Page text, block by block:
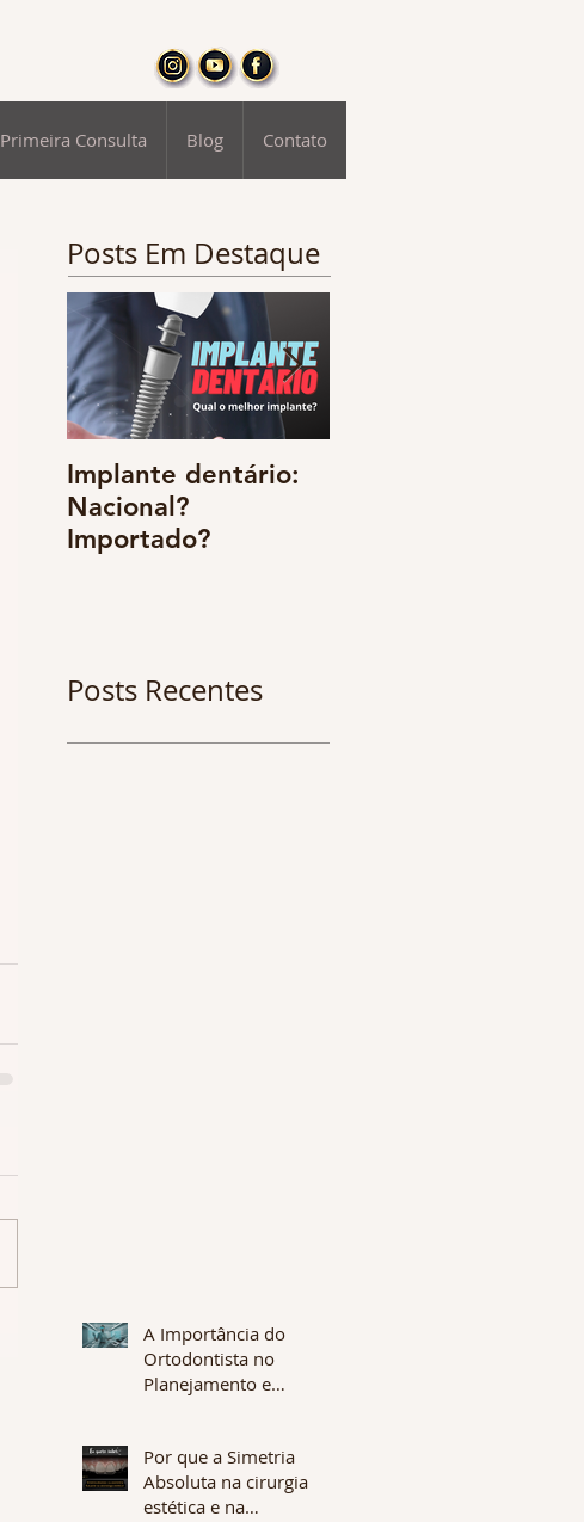
Primeira Consulta Blog Contato
Posts Em Destaque
Implante dentário:
Nacional?
Importado?
Posts Recentes
A Importância do
Ortodontista no
Planejamento e
para Tratamentos
Eficazes e
Personalizados
Por que a Simetria
Absoluta na cirurgia
estética e na